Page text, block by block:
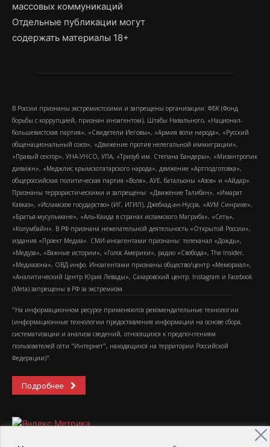
массовых коммуникаций
Отдельные публикации могут
содержать материалы 18+
В России признаны экстремистскими и запрещены организации: ФБК (Фонд
борьбы с коррупцией, признан иноагентом), Штабы Навального, «Национал-
большевистская партия», «Свидетели Иеговы», «Армия воли народа», «Русский
общенациональный союз», «Движение против нелегальной иммиграции»,
«Правый сектор», УНА-УНСО, УПА, «Тризуб им. Степана Бандеры», «Мизантропик
дивижн», «Меджлис крымскотатарского народа», движение «Артподготовка»,
общероссийская политическая партия «Воля», АУЕ, батальоны «Азов» и «Айдар».
Признаны террористическими и запрещены: «Движение Талибан», «Имарат
Кавказ», «Исламское государство» (ИГ, ИГИЛ), Джебхад-ан-Нусра, «АУМ Синрике»,
«Братья-мусульмане», «Аль-Каида в странах исламского Магриба», «Сеть»,
«Колумбайн». В РФ признана нежелательной деятельность «Открытой России»,
издания «Проект Медиа». СМИ-иноагентами признаны: телеканал «Дождь»,
«Медуза», «Важные истории», «Голос Америки», радио «Свобода», The Insider,
«Медиазона», ОВД-инфо. Иноагентами признаны общество/центр «Мемориал»,
«Аналитический Центр Юрия Левады», Сахаровский центр. Instagram и Facebook
(Metа) запрещены в РФ за экстремизм.
"На информационном ресурсе применяются рекомендательные технологии
(информационные технологии предоставления информации на основе сбора,
систематизации и анализа сведений, относящихся к предпочтениям
пользователей сети "Интернет", находящихся на территории Российской
Федерации)".
Подробнее